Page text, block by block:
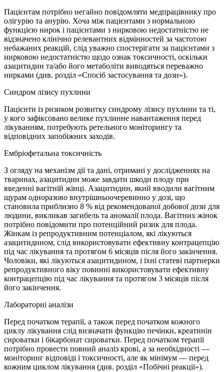
Пацієнтам потрібно негайно повідомляти медпрацівнику про
олігурію та анурію. Хоча між пацієнтами з нормальною
функцією нирок і пацієнтами з нирковою недостатністю не
відзначено клінічно релевантних відмінностей за частотою
небажаних реакцій, слід уважно спостерігати за пацієнтами з
нирковою недостатністю щодо ознак токсичності, оскільки
азацитидин та/або його метаболіти виводяться переважно
нирками (див. розділ «Спосіб застосування та дози»).
Синдром лізису пухлини
Пацієнти із ризиком розвитку синдрому лізису пухлини та ті,
у кого зафіксовано велике пухлинне навантаження перед
лікуванням, потребують ретельного моніторингу та
відповідних запобіжних заходів.
Ембріофетальна токсичність
З огляду на механізм дії та дані, отримані у дослідженнях на
тваринах, азацитидин може завдати шкоди плоду при
введенні вагітній жінці. Азацитидин, який вводили вагітним
щурам одноразово внутрішньоочеревинно у дозі, що
становила приблизно 8 % від рекомендованої добової дози для
людини, викликав загибель та аномалії плода. Вагітних жінок
потрібно повідомити про потенційний ризик для плода.
Жінкам із репродуктивним потенціалом, які лікуються
азацитидином, слід використовувати ефективну контрацепцію
під час лікування та протягом 6 місяців після його закінчення.
Чоловіки, які лікуються азацитидином, і їхні статеві партнерки
репродуктивного віку повинні використовувати ефективну
контрацепцію під час лікування та протягом 3 місяців після
його закінчення.
Лабораторні аналізи
Перед початком терапії, а також перед початком кожного
циклу лікування слід визначати функцію печінки, креатинін
сироватки і бікарбонат сироватки. Перед початком терапії
потрібно провести повний аналіз крові, а за необхідності —
моніторинг відповіді і токсичності, але як мінімум — перед
кожним циклом лікування (див. розділ «Побічні реакції»).